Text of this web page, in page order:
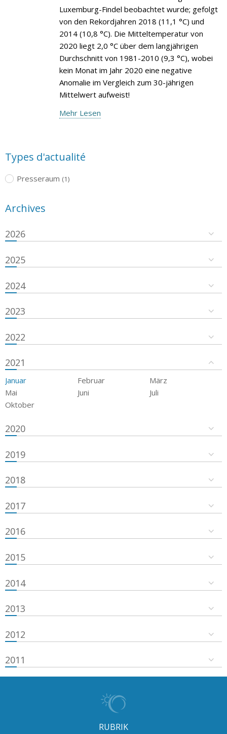
Luxemburg-Findel beobachtet wurde; gefolgt
von den Rekordjahren 2018 (11,1 °C) und
2014 (10,8 °C). Die Mitteltemperatur von
2020 liegt 2,0 °C über dem langjährigen
Durchschnitt von 1981-2010 (9,3 °C), wobei
kein Monat im Jahr 2020 eine negative
Anomalie im Vergleich zum 30-jährigen
Mittelwert aufweist!
Mehr Lesen
Types d'actualité
Presseraum (1)
Archives
2026
2025
2024
2023
2022
2021
Januar Februar
März
Mai
Juni
Juli
Oktober
2020
2019
2018
2017
2016
2015
2014
2013
2012
2011
RUBRIK